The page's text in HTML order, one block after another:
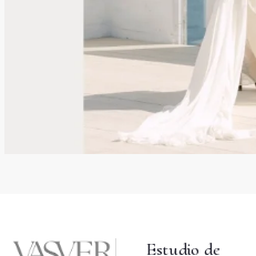
Estudio de